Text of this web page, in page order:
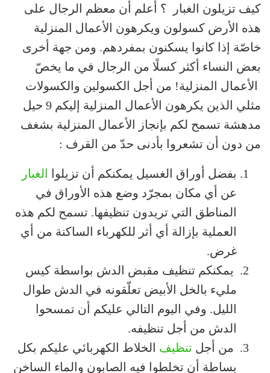
كيف تزيلون الغبار ؟ أعلم أن معظم الرجال على
هذه الأرض كسولون ويكرهون الأعمال المنزلية
خاصّة إذا كانوا يسكنون بمفردهم. ومن جهة أخرى
بعض النساء أكثر كسلًا من الرجال في ما يخصّ
الأعمال المنزلية! من أجل الكسولين والكسولات
مثلي الذين يكرهون الأعمال المنزلية إليكم 9 حيل
مدهشة تسمح لكم بإنجاز الأعمال المنزلية بشغف
من دون أن تشعروا بأدنى حدّ من القرف :
بفضل أوراق الغسيل يمكنكم أن تزيلوا الغبار
عن أي مكان بمجرّد وضع هذه الأوراق في
المناطق التي تريدون تنظيفها. تسمح لكم هذه
العملية بإزالة أي أثر للكهرباء الساكنة من أي
غرض.
يمكنكم تنظيف مقبض الدش بواسطة كيس
مليء بالخل الأبيض تعلّقونه في الدش طوال
الليل. وفي اليوم التالي عليكم أن تمسحوا
الدش من أجل تنظيفه.
من أجل تنظيف الخلاط الكهربائي عليكم بكل
بساطة أن تخلطوا فيه الصابون والماء الساخن